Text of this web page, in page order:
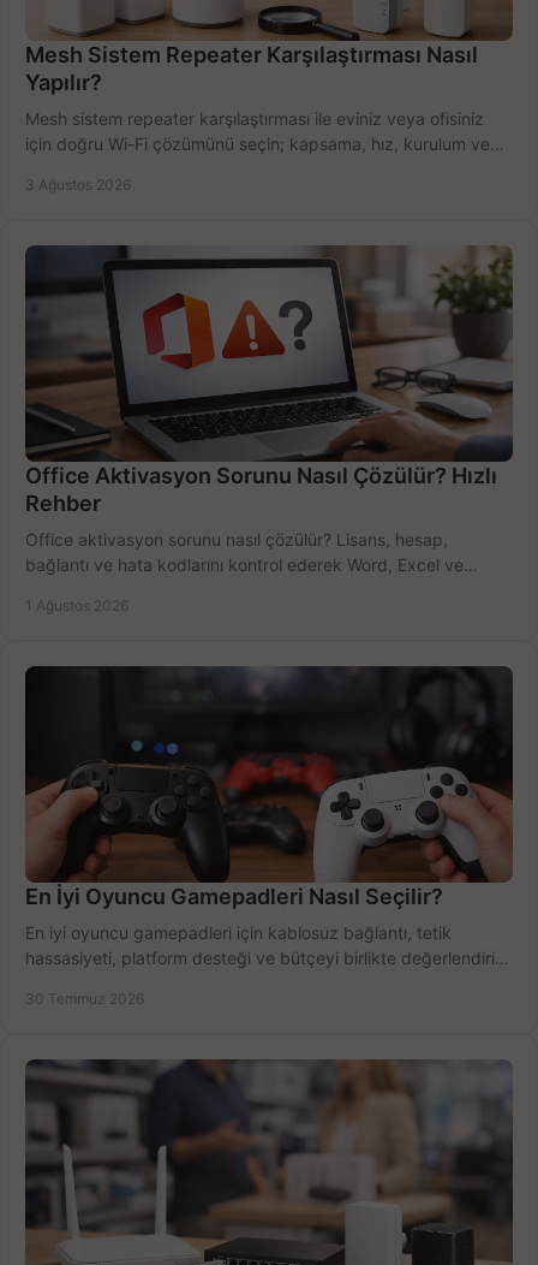
Mesh Sistem Repeater Karşılaştırması Nasıl
Yapılır?
Mesh sistem repeater karşılaştırması ile eviniz veya ofisiniz
için doğru Wi-Fi çözümünü seçin; kapsama, hız, kurulum ve
3 Ağustos 2026
Office Aktivasyon Sorunu Nasıl Çözülür? Hızlı
Rehber
Office aktivasyon sorunu nasıl çözülür? Lisans, hesap,
bağlantı ve hata kodlarını kontrol ederek Word, Excel ve
1 Ağustos 2026
En İyi Oyuncu Gamepadleri Nasıl Seçilir?
En iyi oyuncu gamepadleri için kablosuz bağlantı, tetik
hassasiyeti, platform desteği ve bütçeyi birlikte değerlendirin;
30 Temmuz 2026